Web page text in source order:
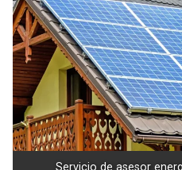
Servicio de asesor